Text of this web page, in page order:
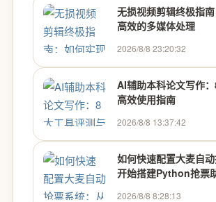
无损视频剪辑终极指
高效的多媒体处理
2026/8/8 23:20:32
AI辅助本科论文写作
高效使用指南
2026/8/8 13:37:42
如何快速配置大麦自
开始搭建Python抢票
2026/8/8 8:28:13